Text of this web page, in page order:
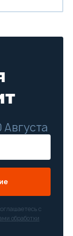
с
обработки